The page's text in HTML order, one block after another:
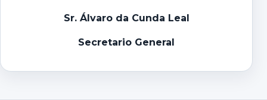
Sr. Álvaro da Cunda Leal
Secretario General